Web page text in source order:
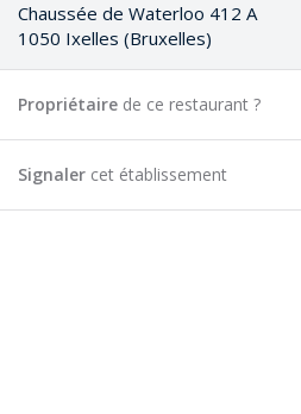
Chaussée de Waterloo 412 A
1050 Ixelles (Bruxelles)
Propriétaire de ce restaurant ?
Signaler cet établissement